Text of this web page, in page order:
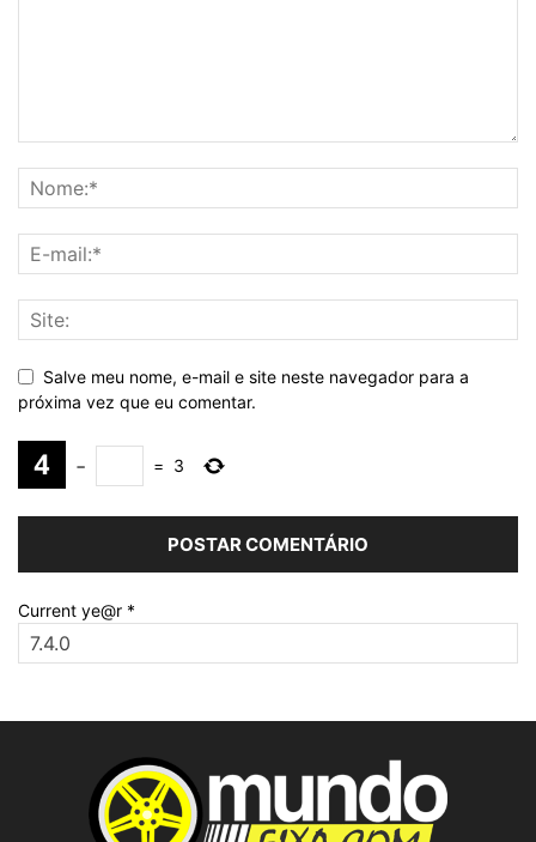
Salve meu nome, e-mail e site neste navegador para a
próxima vez que eu comentar.
− = 3
Current ye@r *